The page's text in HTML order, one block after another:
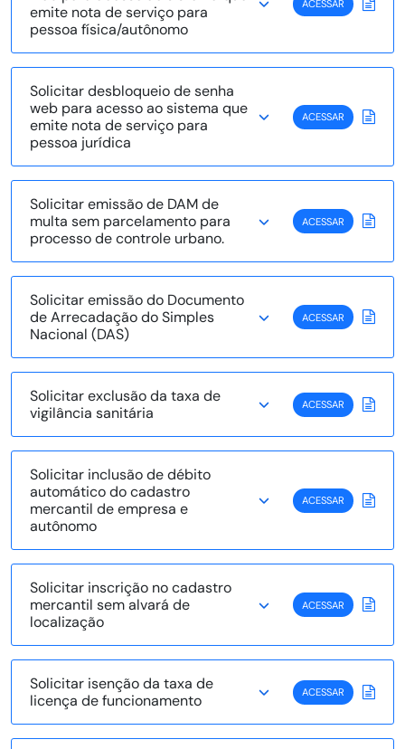
emite nota de serviço para
pessoa física/autônomo
ACESSAR
Solicitar desbloqueio de senha
web para acesso ao sistema que
emite nota de serviço para
pessoa jurídica
ACESSAR
Solicitar emissão de DAM de
multa sem parcelamento para
processo de controle urbano.
ACESSAR
Solicitar emissão do Documento
de Arrecadação do Simples
Nacional (DAS)
ACESSAR
Solicitar exclusão da taxa de
vigilância sanitária
ACESSAR
Solicitar inclusão de débito
automático do cadastro
mercantil de empresa e
autônomo
ACESSAR
Solicitar inscrição no cadastro
mercantil sem alvará de
localização
ACESSAR
Solicitar isenção da taxa de
licença de funcionamento
ACESSAR